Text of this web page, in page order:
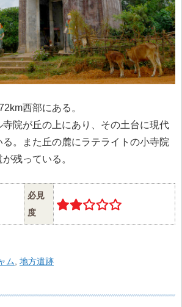
西部にある。
寺院が丘の上にあり、その土台に現代
。また丘の麓にラテライトの小寺院
残っている。
必見
度
ム 地方遺跡